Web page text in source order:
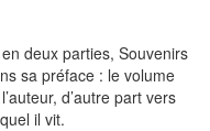
deux parties, Souvenirs
sa préface : le volume
d’autre part vers
il vit.